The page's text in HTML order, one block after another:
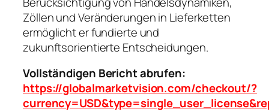
Zöllen und Veränderungen in Lieferketten
ermöglicht er fundierte und
zukunftsorientierte Entscheidungen.
Vollständigen Bericht abrufen:
https://globalmarketvision.com/checkout/?